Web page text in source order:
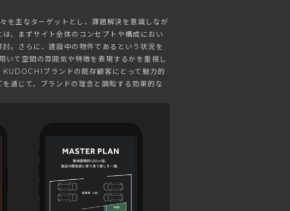
主なターゲットとし、課題解決を意識しなが
、まずサイト全体のコンセプトや構成におい
。さらに、建設中の物件であるという状況を
いて空間の雰囲気や特徴を表現するかを重視し
KUDOCHIブランドの既存顧客にとって魅力的
通じて、ブランドの理念と調和する効果的な